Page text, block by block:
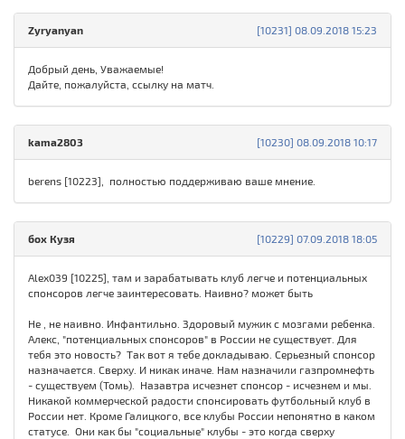
[10231] 08.09.2018 15:23
Zyryanyan
Добрый день, Уважаемые!
Дайте, пожалуйста, ссылку на матч.
[10230] 08.09.2018 10:17
kama2803
berens [10223], полностью поддерживаю ваше мнение.
[10229] 07.09.2018 18:05
бох Кузя
Alex039 [10225], там и зарабатывать клуб легче и потенциальных
спонсоров легче заинтересовать. Наивно? может быть
Не , не наивно. Инфантильно. Здоровый мужик с мозгами ребенка.
Алекс, "потенциальных спонсоров" в России не существует. Для
тебя это новость? Так вот я тебе докладываю. Серьезный спонсор
назначается. Сверху. И никак иначе. Нам назначили газпромнефть
- существуем (Томь). Назавтра исчезнет спонсор - исчезнем и мы.
Никакой коммерческой радости спонсировать футбольный клуб в
России нет. Кроме Галицкого, все клубы России непонятно в каком
статусе. Они как бы "социальные" клубы - это когда сверху